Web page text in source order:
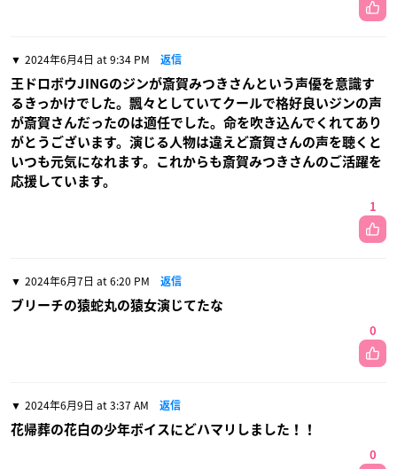
2024年6月4日 at 9:34 PM 返信
王ドロボウJINGのジンが斎賀みつきさんという声優を意識す
るきっかけでした。飄々としていてクールで格好良いジンの声
が斎賀さんだったのは適任でした。命を吹き込んでくれてあり
がとうございます。演じる人物は違えど斎賀さんの声を聴くと
いつも元気になれます。これからも斎賀みつきさんのご活躍を
応援しています。
1
2024年6月7日 at 6:20 PM 返信
ブリーチの猿蛇丸の猿女演じてたな
0
2024年6月9日 at 3:37 AM 返信
花帰葬の花白の少年ボイスにどハマリしました！！
0